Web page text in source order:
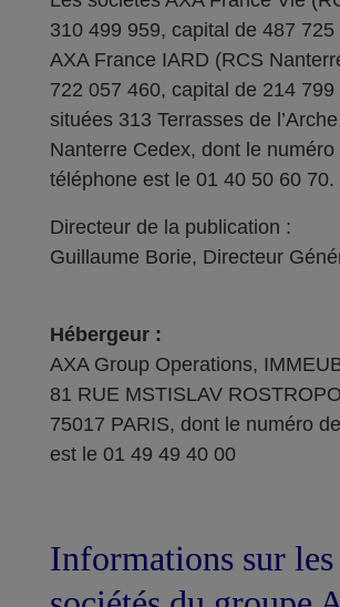
310 499 959, capital de 487
AXA France IARD (RCS
722 057 460, capital de 214 799
situées 313 Terrasses de
Nanterre Cedex, dont le numéro
téléphone est le 01 40 50 60 70.
Directeur de la publication :
Guillaume Borie, Directeur
Hébergeur :
AXA Group Operations,
81 RUE MSTISLAV
75017 PARIS, dont le numéro
est le 01 49 49 40 00
Informations sur les